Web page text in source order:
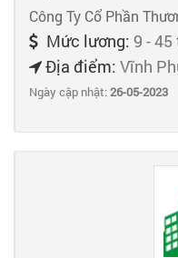
Công Ty Cổ Phần
Mức lương: 9 -
Địa điểm: Vĩnh
Ngày cập nhật:26-05-2023